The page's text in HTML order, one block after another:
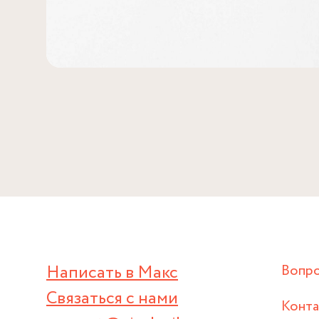
Написать в Макс
Связаться с нами